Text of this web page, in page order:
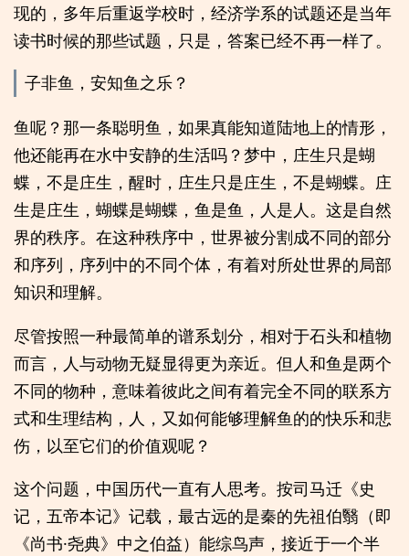
现的，多年后重返学校时，经济学系的试题还是当年
读书时候的那些试题，只是，答案已经不再一样了。
子非鱼，安知鱼之乐？
鱼呢？那一条聪明鱼，如果真能知道陆地上的情形，
他还能再在水中安静的生活吗？梦中，庄生只是蝴
蝶，不是庄生，醒时，庄生只是庄生，不是蝴蝶。庄
生是庄生，蝴蝶是蝴蝶，鱼是鱼，人是人。这是自然
界的秩序。在这种秩序中，世界被分割成不同的部分
和序列，序列中的不同个体，有着对所处世界的局部
知识和理解。
尽管按照一种最简单的谱系划分，相对于石头和植物
而言，人与动物无疑显得更为亲近。但人和鱼是两个
不同的物种，意味着彼此之间有着完全不同的联系方
式和生理结构，人，又如何能够理解鱼的的快乐和悲
伤，以至它们的价值观呢？
这个问题，中国历代一直有人思考。按司马迁《史
记，五帝本记》记载，最古远的是秦的先祖伯翳（即
《尚书·尧典》中之伯益）能综鸟声，接近于一个半